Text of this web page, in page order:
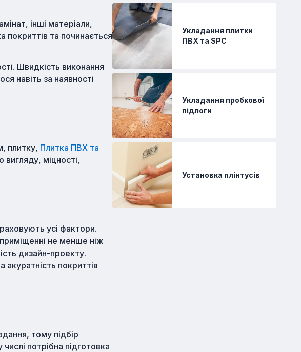
інші матеріали,
та починається
Швидкість виконання
навіть за наявності
плитку, Плитка ПВХ та
вигляду, міцності,
усі фактори.
не менше ніж
дизайн-проекту.
покриттів
тому підбір
потрібна підготовка
Укладання плитки
ПВХ та SPC
Укладання пробкової
підлоги
Установка плінтусів